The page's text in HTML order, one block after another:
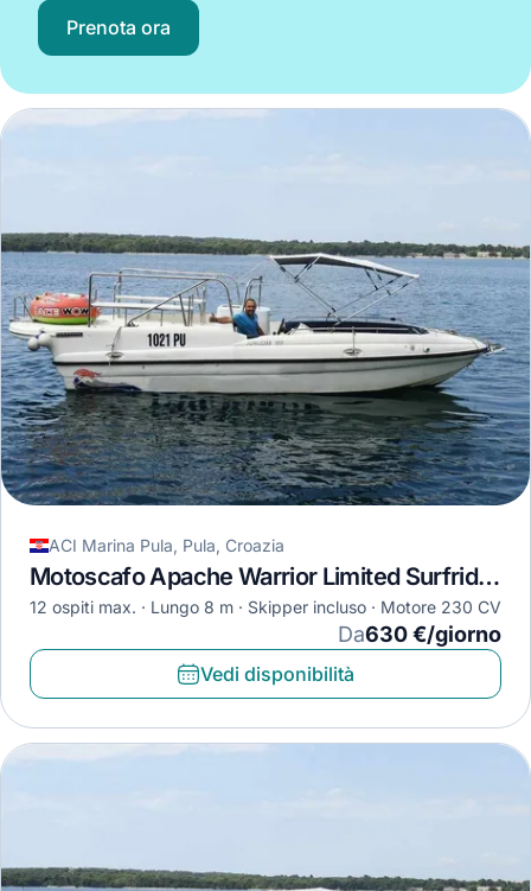
Prenota ora
ACI Marina Pula, Pula, Croazia
Motoscafo Apache Warrior Limited Surfrider 27 · 2019
12 ospiti max. Lungo 8 m Skipper incluso Motore 230 CV
Da630 €/giorno
Vedi disponibilità